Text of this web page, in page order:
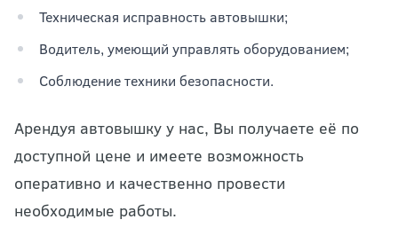
Техническая исправность автовышки;
Водитель, умеющий управлять оборудованием;
Соблюдение техники безопасности.
Арендуя автовышку у нас, Вы получаете её по
доступной цене и имеете возможность
оперативно и качественно провести
необходимые работы.